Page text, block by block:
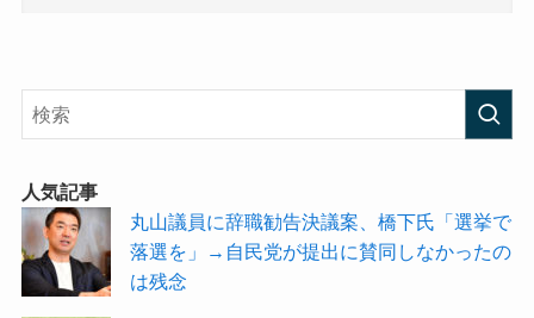
人気記事
丸山議員に辞職勧告決議案、橋下氏「選挙で
落選を」→自民党が提出に賛同しなかったの
は残念